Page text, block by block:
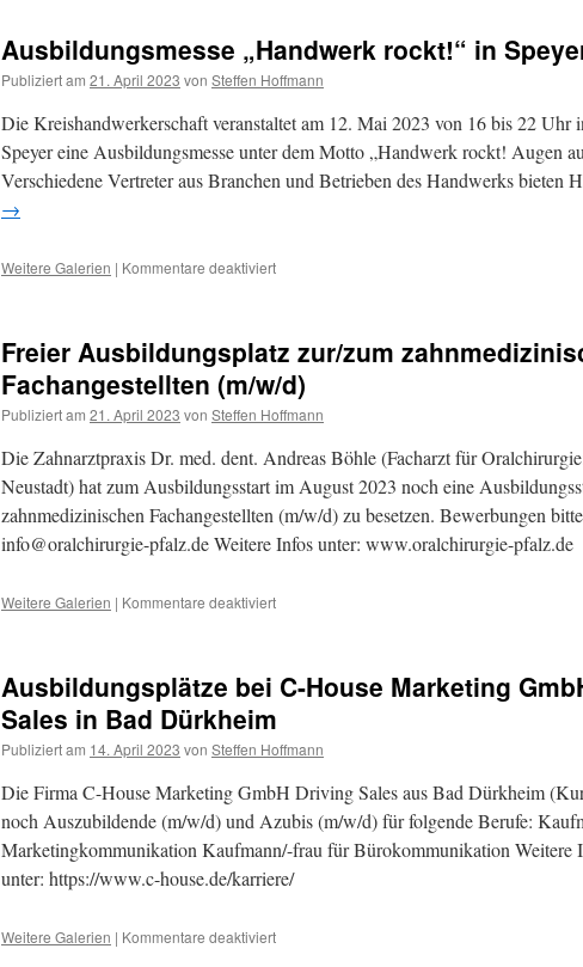
Ausbildungsmesse „Handwerk rockt!“ in
Publiziert am 21. April 2023 von Steffen Hoffmann
Die Kreishandwerkerschaft veranstaltet am 12. Mai 2023 von 16 bis 22 Uhr
Speyer eine Ausbildungsmesse unter dem Motto „Handwerk rockt! Augen
Verschiedene Vertreter aus Branchen und Betrieben des Handwerks bieten
→
Weitere Galerien | Kommentare deaktiviert
Freier Ausbildungsplatz zur/zum
Fachangestellten (m/w/d)
Publiziert am 21. April 2023 von Steffen Hoffmann
Die Zahnarztpraxis Dr. med. dent. Andreas Böhle (Facharzt für
Neustadt) hat zum Ausbildungsstart im August 2023 noch eine
zahnmedizinischen Fachangestellten (m/w/d) zu besetzen. Bewerbungen
info@oralchirurgie-pfalz.de Weitere Infos unter: www.oralchirurgie-pfalz.de
Weitere Galerien | Kommentare deaktiviert
Ausbildungsplätze bei C-House Marketing
Sales in Bad Dürkheim
Publiziert am 14. April 2023 von Steffen Hoffmann
Die Firma C-House Marketing GmbH Driving Sales aus Bad Dürkheim
noch Auszubildende (m/w/d) und Azubis (m/w/d) für folgende Berufe:
Marketingkommunikation Kaufmann/-frau für Bürokommunikation Weitere
unter: https://www.c-house.de/karriere/
Weitere Galerien | Kommentare deaktiviert